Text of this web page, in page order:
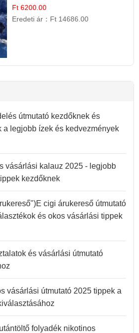
Ízélmény
Ft 6200.00
Eredeti ár： Ft 14686.00
útmutató kezdőknek és
a legjobb ízek és kedvezmények
vásárlási kalauz 2025 - legjobb
kezdőknek
cigi árukereső útmutató
és okos vásárlási tippek
és vásárlási útmutató
vásárlási útmutató 2025 tippek a
folyadék nikotinos